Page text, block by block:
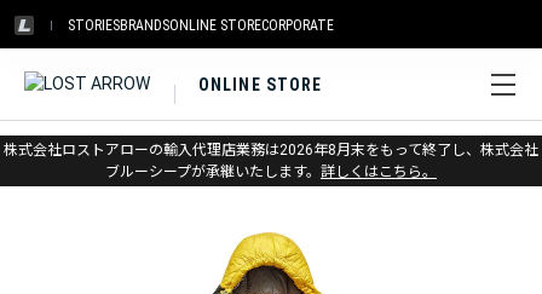
STORIESBRANDSONLINE STORECORPORATE
ONLINE STORE
株式会社ロストアローの輸入代理店業務は2026年8月末をもって終了し、株式会社
ブルーシープが承継いたします。 詳しくはこちら。
ホーム > シートゥサミット > スリーピングシステム > シュラフ